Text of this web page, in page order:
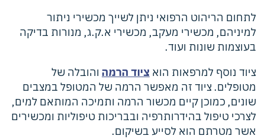
לתחום הריהוט הרפואי ניתן לשייך מכשירי ניתור
למיניהם, מכשירי מעקב, מכשירי א.ק.ג, מנורות בדיקה
בעוצמות שונות ועוד.
ציוד נוסף למרפאות הוא ציוד הרמה והובלה של
מטופלים. ציוד זה מאפשר הרמה של המטופל במצבים
שונים, כמוכן קיים מכשור הרמה ותמיכה המותאם למים,
לצרכי טיפול בהידרותרפיה ובבריכות טיפוליות ומכשירים
אשר מטרתם הוא לסייע בשיקום.